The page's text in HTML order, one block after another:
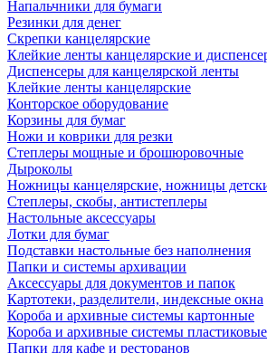
Напальчники для бумаги
Резинки для денег
Скрепки канцелярские
Клейкие ленты канцелярские и
Диспенсеры для канцелярской ленты
Клейкие ленты канцелярские
Конторское оборудование
Корзины для бумаг
Ножи и коврики для резки
Степлеры мощные и брошюровочные
Дыроколы
Ножницы канцелярские, ножницы
Степлеры, скобы, антистеплеры
Настольные аксессуары
Лотки для бумаг
Подставки настольные без наполнения
Папки и системы архивации
Аксессуары для документов и папок
Картотеки, разделители, индексные окна
Короба и архивные системы картонные
Короба и архивные системы пластиковые
Папки для кафе и ресторанов